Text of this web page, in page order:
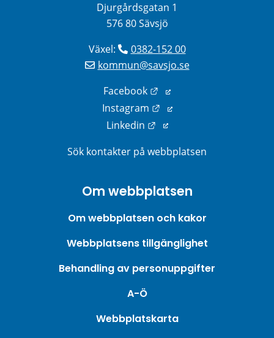
Djurgårdsgatan 1
576 80 Sävsjö
Växel:
0382-152 00
kommun@savsjo.se
Facebook
Länk till annan
Instagram
Länk till annan
Linkedin
Länk till annan webbplats.
Sök kontakter på webbplatsen
Om webbplatsen
Om webbplatsen och kakor
Webbplatsens tillgänglighet
Behandling av personuppgifter
A-Ö
Webbplatskarta